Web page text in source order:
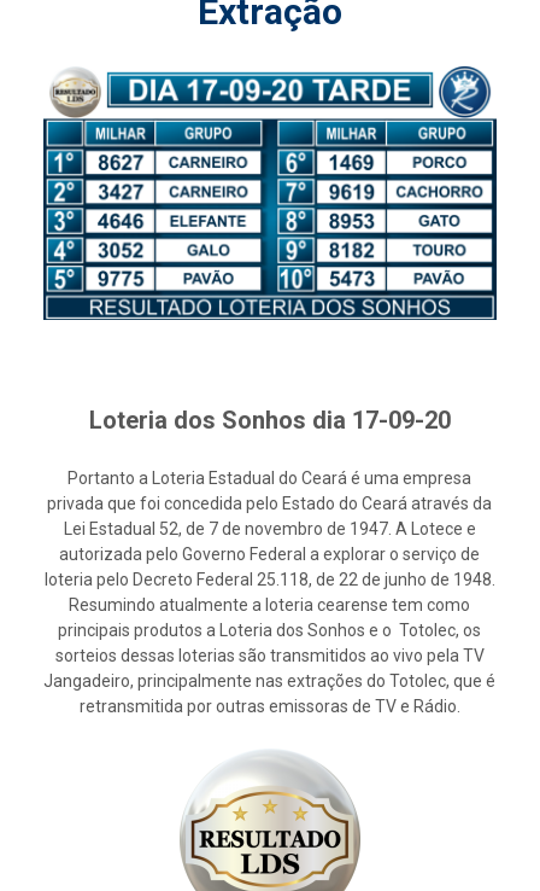
Extração
Loteria dos Sonhos dia 17-09-20
Portanto a Loteria Estadual do Ceará é uma empresa
privada que foi concedida pelo Estado do Ceará através da
Lei Estadual 52, de 7 de novembro de 1947. A Lotece e
autorizada pelo Governo Federal a explorar o serviço de
loteria pelo Decreto Federal 25.118, de 22 de junho de 1948.
Resumindo atualmente a loteria cearense tem como
principais produtos a Loteria dos Sonhos e o Totolec, os
sorteios dessas loterias são transmitidos ao vivo pela TV
Jangadeiro, principalmente nas extrações do Totolec, que é
retransmitida por outras emissoras de TV e Rádio.